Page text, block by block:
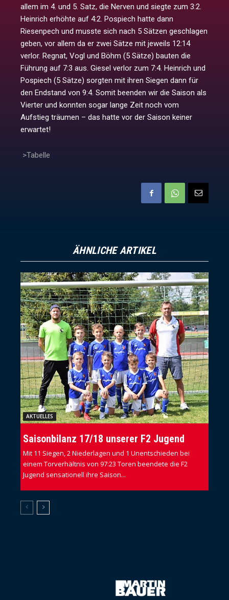
allem im 4. und 5. Satz, die Nerven und siegte zum 3:2.
Heinrich erhöhte auf 4:2. Pospiech hatte dann
Riesenpech und musste sich nach 5 Sätzen geschlagen
geben, vor allem da er zwei Sätze mit jeweils 12:14
verlor. Regnat, Vogl und Böhm (5 Sätze) bauten die
Führung auf 7:3 aus. Giesel verlor zum 7:4. Heinrich und
Pospiech (5 Sätze) sorgten mit ihren Siegen dann für
den Endstand von 9:4. Somit beenden wir die Saison als
Vierter und konnten sogar lange Zeit noch vom
Aufstieg träumen – das hatte vor der Saison keiner
erwartet!
>Tabelle
ÄHNLICHE ARTIKEL
AKTUELLES
Saisonbilanz 17/18 unserer F2 Jugend
Mit 11 Siegen, 2 Niederlagen und 1 Unentschieden bei
einem Torverhältnis von 97:23 Toren beendete die F2
Jugend sensationell ihre Saison...